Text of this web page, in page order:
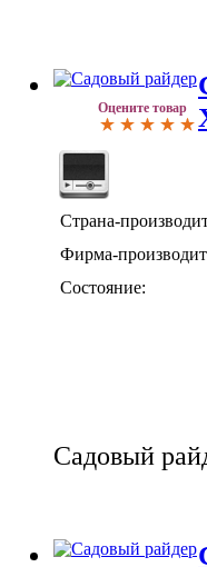
Оцените товар
Страна-
Фирма-
Состояние:
Садовый